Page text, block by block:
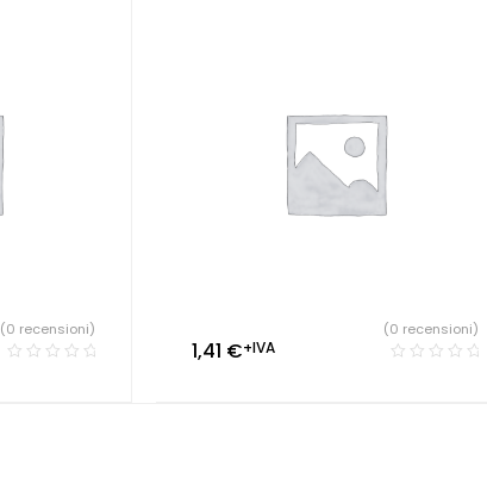
(0 recensioni)
1,41 €+IVA
(0 recensioni)